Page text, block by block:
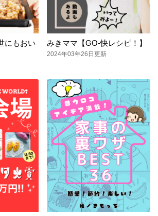
にもおい
みきママ【GO-快レシピ！】
2024年03年26日更新